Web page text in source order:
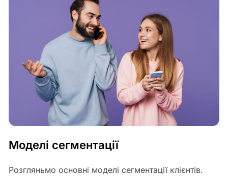
Моделі сегментації
Розгляньмо основні моделі сегментації клієнтів.